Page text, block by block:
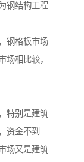
钢结构工程
钢格板市场
场相比较，
特别是建筑
资金不到
场又是建筑